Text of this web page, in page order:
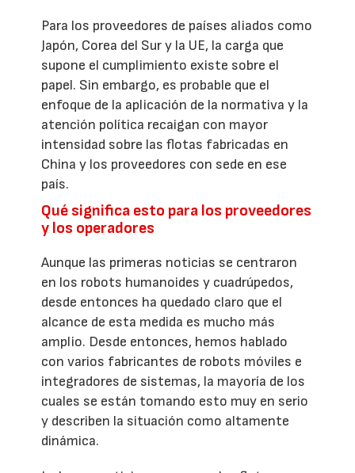
Para los proveedores de países aliados como
Japón, Corea del Sur y la UE, la carga que
supone el cumplimiento existe sobre el
papel. Sin embargo, es probable que el
enfoque de la aplicación de la normativa y la
atención política recaigan con mayor
intensidad sobre las flotas fabricadas en
China y los proveedores con sede en ese
país.
Qué significa esto para los proveedores
y los operadores
Aunque las primeras noticias se centraron
en los robots humanoides y cuadrúpedos,
desde entonces ha quedado claro que el
alcance de esta medida es mucho más
amplio. Desde entonces, hemos hablado
con varios fabricantes de robots móviles e
integradores de sistemas, la mayoría de los
cuales se están tomando esto muy en serio
y describen la situación como altamente
dinámica.